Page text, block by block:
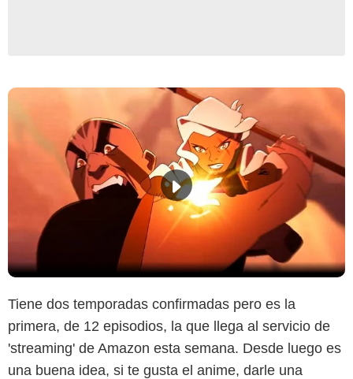
Tiene dos temporadas confirmadas pero es la
primera, de 12 episodios, la que llega al servicio de
'streaming' de Amazon esta semana. Desde luego es
una buena idea, si te gusta el anime, darle una